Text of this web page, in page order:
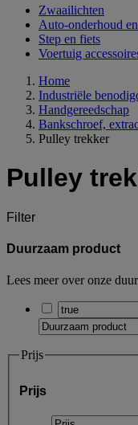
Zwaailichten
Auto-onderhoud
Step en fiets
Voertuig
Home
Industriële
Handgereedschap
Bankschroef,
Pulley trekker
Pulley
Filter
Duurzaam product
Lees meer over onze
Prijs
Prijs